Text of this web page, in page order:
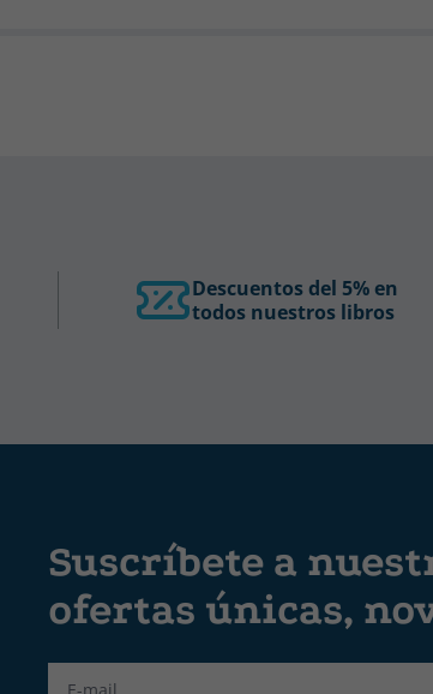
Descuentos del 5% en
todos nuestros libros
Suscríbete a
ofertas únicas,